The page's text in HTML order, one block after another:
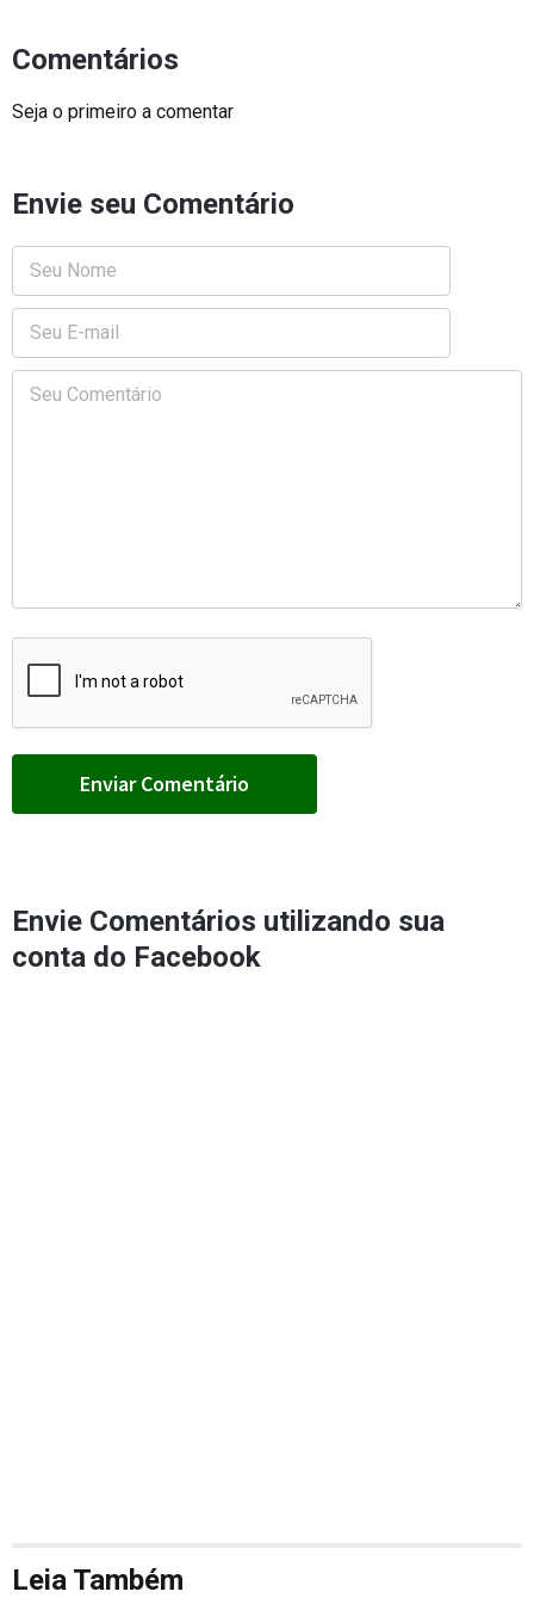
Comentários
Seja o primeiro a comentar
Envie seu Comentário
Envie Comentários utilizando sua
conta do Facebook
Leia Também